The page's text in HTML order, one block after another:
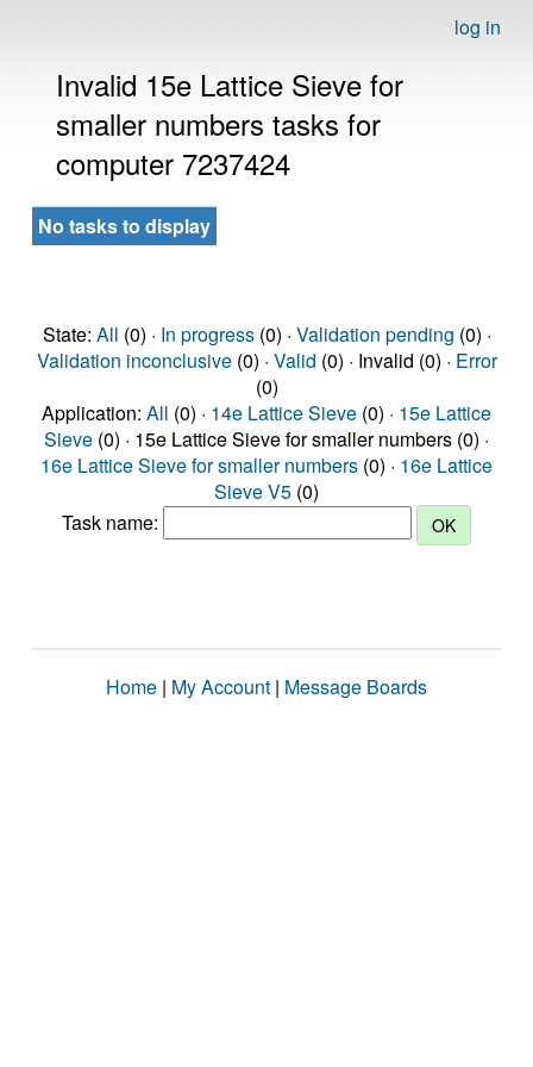
log in
Invalid 15e Lattice Sieve for
smaller numbers tasks for
computer 7237424
No tasks to display
State: All (0) · In progress(0) · Validation pending (0) ·
Validation inconclusive(0) · Valid (0) · Invalid (0) · Error
(0)
Application: All (0) · 14e Lattice Sieve (0) · 15e Lattice
Sieve (0) · 15e Lattice Sieve for smaller numbers (0) ·
16e Lattice Sieve for smaller numbers (0) · 16e Lattice
Sieve V5 (0)
Task name:
Home | My Account | Message Boards